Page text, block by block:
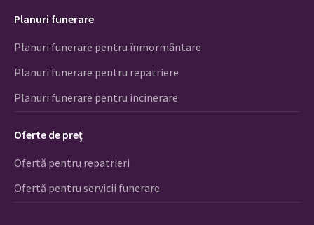
Planuri funerare
Planuri funerare pentru înmormântare
Planuri funerare pentru repatriere
Planuri funerare pentru incinerare
Oferte de preț
Ofertă pentru repatrieri
Ofertă pentru servicii funerare